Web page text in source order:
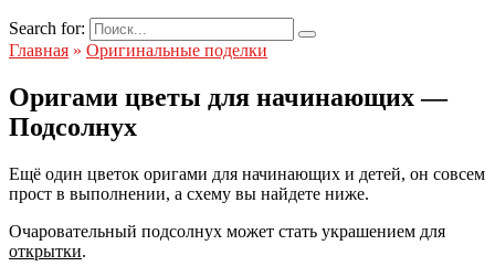
Search for:
Главная » Оригинальные поделки
Оригами цветы для начинающих —
Подсолнух
Ещё один цветок оригами для начинающих и детей, он совсем
прост в выполнении, а схему вы найдете ниже.
Очаровательный подсолнух может стать украшением для
открытки.